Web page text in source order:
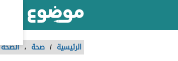
الرئيسية / صحة ،